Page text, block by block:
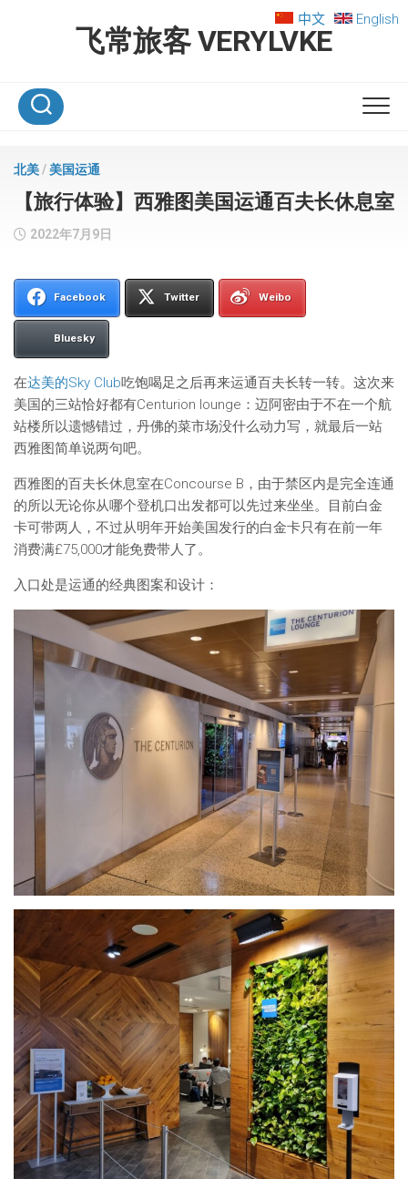
飞常旅客 VERYLVKE
中文 English
北美/美国运通
【旅行体验】西雅图美国运通百夫长休息室
2022年7月9日
Facebook Twitter Weibo
Bluesky
在达美的Sky Club吃饱喝足之后再来运通百夫长转一转。这次来
美国的三站恰好都有Centurion lounge：迈阿密由于不在一个航
站楼所以遗憾错过，丹佛的菜市场没什么动力写，就最后一站
西雅图简单说两句吧。
西雅图的百夫长休息室在Concourse B，由于禁区内是完全连通
的所以无论你从哪个登机口出发都可以先过来坐坐。目前白金
卡可带两人，不过从明年开始美国发行的白金卡只有在前一年
消费满£75,000才能免费带人了。
入口处是运通的经典图案和设计：